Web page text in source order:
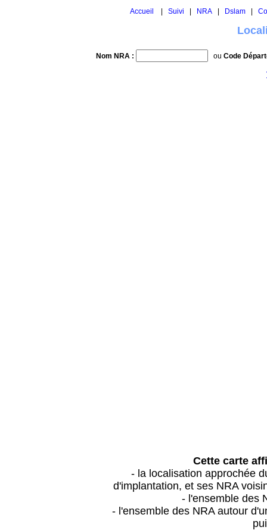
Accueil Suivi NRA Dslam
Nom NRA : ou Code
Cette carte
- la localisation approchée
d'implantation, et ses NRA
- l'ensemble des
- l'ensemble des NRA autour